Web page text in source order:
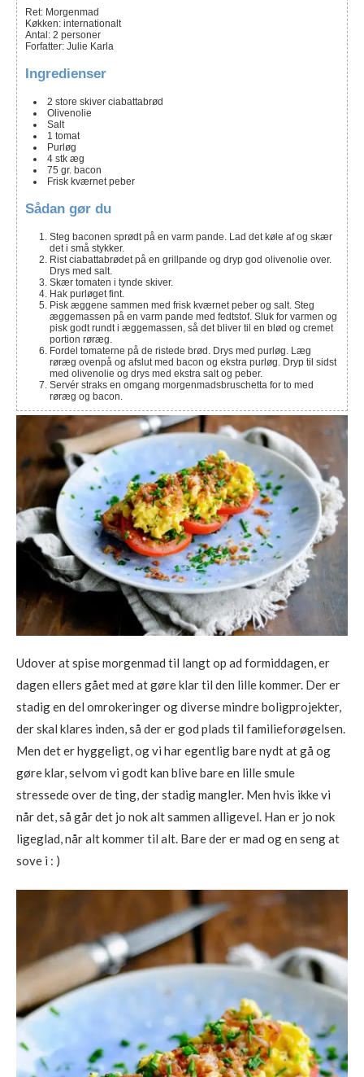
Ret: Morgenmad
Køkken: internationalt
Antal : 2 personer
Forfatter: Julie Karla
Ingredienser
2 store skiver ciabattabrød
Olivenolie
Salt
1 tomat
Purløg
4 stk æg
75 gr. bacon
Frisk kværnet peber
Sådan gør du
Steg baconen sprødt på en varm pande. Lad det køle af og skær
det i små stykker.
Rist ciabattabrødet på en grillpande og dryp god olivenolie over.
Drys med salt.
Skær tomaten i tynde skiver.
Hak purløget fint.
Pisk æggene sammen med frisk kværnet peber og salt. Steg
æggemassen på en varm pande med fedtstof. Sluk for varmen og
pisk godt rundt i æggemassen, så det bliver til en blød og cremet
portion røræg.
Fordel tomaterne på de ristede brød. Drys med purløg. Læg
røræg ovenpå og afslut med bacon og ekstra purløg. Dryp til sidst
med olivenolie og drys med ekstra salt og peber.
Servér straks en omgang morgenmadsbruschetta for to med
røræg og bacon.
Udover at spise morgenmad til langt op ad formiddagen, er
dagen ellers gået med at gøre klar til den lille kommer. Der er
stadig en del omrokeringer og diverse mindre boligprojekter,
der skal klares inden, så der er god plads til familieforøgelsen.
Men det er hyggeligt, og vi har egentlig bare nydt at gå og
gøre klar, selvom vi godt kan blive bare en lille smule
stressede over de ting, der stadig mangler. Men hvis ikke vi
når det, så går det jo nok alt sammen alligevel. Han er jo nok
ligeglad, når alt kommer til alt. Bare der er mad og en seng at
sove i : )